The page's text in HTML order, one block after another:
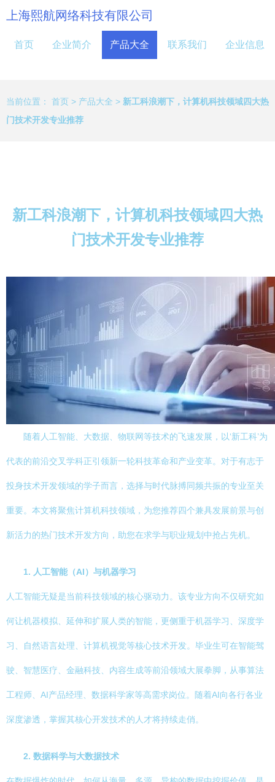
上海熙航网络科技有限公司
首页 企业简介 产品大全 联系我们 企业信息
当前位置： 首页 > 产品大全 > 新工科浪潮下，计算机科技领域四大热
门技术开发专业推荐
新工科浪潮下，计算机科技领域四大热
门技术开发专业推荐
随着人工智能、大数据、物联网等技术的飞速发展，以‘新工科’为
代表的前沿交叉学科正引领新一轮科技革命和产业变革。对于有志于
投身技术开发领域的学子而言，选择与时代脉搏同频共振的专业至关
重要。本文将聚焦计算机科技领域，为您推荐四个兼具发展前景与创
新活力的热门技术开发方向，助您在求学与职业规划中抢占先机。
1. 人工智能（AI）与机器学习
人工智能无疑是当前科技领域的核心驱动力。该专业方向不仅研究如
何让机器模拟、延伸和扩展人类的智能，更侧重于机器学习、深度学
习、自然语言处理、计算机视觉等核心技术开发。毕业生可在智能驾
驶、智慧医疗、金融科技、内容生成等前沿领域大展拳脚，从事算法
工程师、AI产品经理、数据科学家等高需求岗位。随着AI向各行各业
深度渗透，掌握其核心开发技术的人才将持续走俏。
2. 数据科学与大数据技术